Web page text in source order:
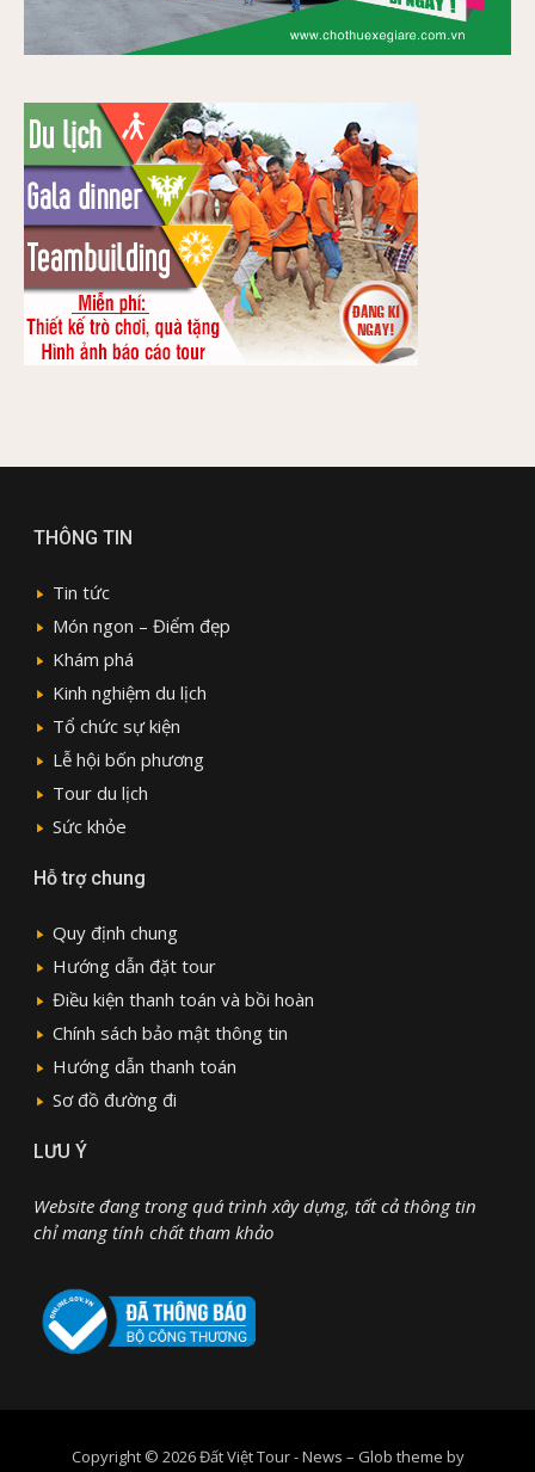
THÔNG TIN
Tin tức
Món ngon – Điểm đẹp
Khám phá
Kinh nghiệm du lịch
Tổ chức sự kiện
Lễ hội bốn phương
Tour du lịch
Sức khỏe
Hỗ trợ chung
Quy định chung
Hướng dẫn đặt tour
Điều kiện thanh toán và bồi hoàn
Chính sách bảo mật thông tin
Hướng dẫn thanh toán
Sơ đồ đường đi
LƯU Ý
Website đang trong quá trình xây dựng, tất cả thông tin
chỉ mang tính chất tham khảo
Copyright © 2026 Đất Việt Tour - News – Glob theme by